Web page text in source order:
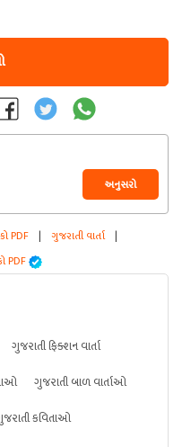
અનુસરો
PDF | ગુજરાતી વાર્તા |
PDF
ગુજરાતી ફિક્શન વાર્તા
ગુજરાતી બાળ વાર્તાઓ
કવિતાઓ